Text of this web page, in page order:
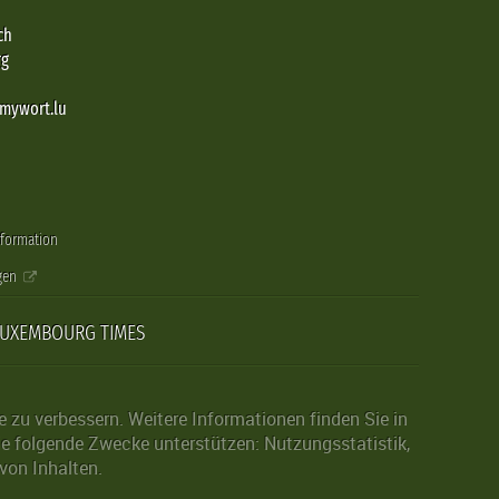
TIMES
verbessern. Weitere Informationen finden Sie in
folgende Zwecke unterstützen: Nutzungsstatistik,
Inhalten.